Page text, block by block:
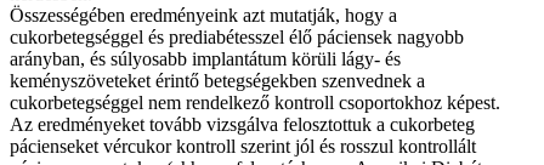
Összességében eredményeink azt mutatják, hogy a
cukorbetegséggel és prediabétesszel élő páciensek nagyobb
arányban, és súlyosabb implantátum körüli lágy- és
keményszöveteket érintő betegségekben szenvednek a
cukorbetegséggel nem rendelkező kontroll csoportokhoz képest.
Az eredményeket tovább vizsgálva felosztottuk a cukorbeteg
pácienseket vércukor kontroll szerint jól és rosszul kontrollált